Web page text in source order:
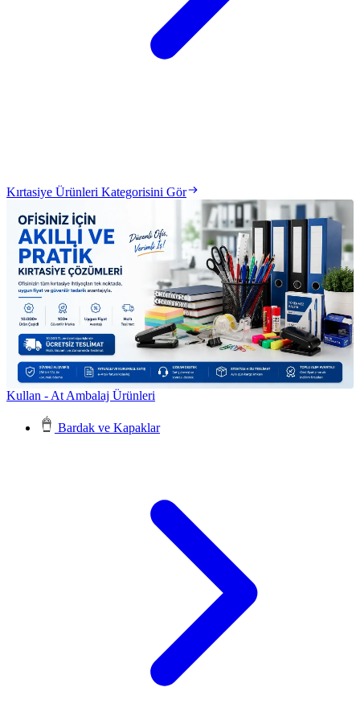
Kırtasiye Ürünleri Kategorisini Gör
Kullan - At Ambalaj Ürünleri
Bardak ve Kapaklar